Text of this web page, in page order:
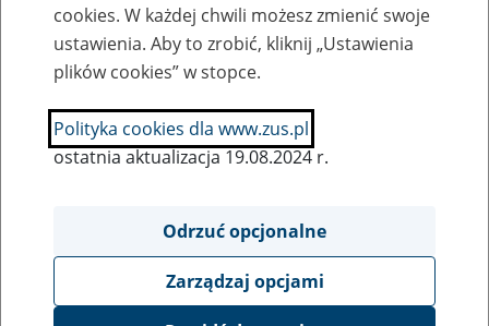
SZUKAJ
Ukryj wszystkie pozycje bazy
cookies. W każdej chwili możesz zmienić swoje
ustawienia. Aby to zrobić, kliknij „Ustawienia
plików cookies” w stopce.
Polityka cookies dla www.zus.pl
ostatnia aktualizacja 19.08.2024 r.
Odrzuć opcjonalne
Zarządzaj opcjami